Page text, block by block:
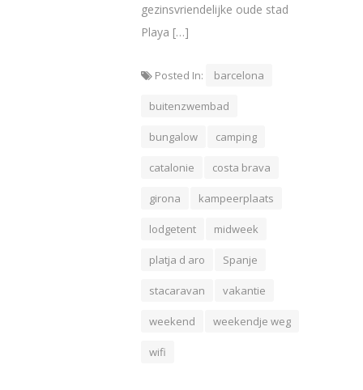
gezinsvriendelijke oude stad
Playa […]
Posted In: barcelona
buitenzwembad
bungalow camping
catalonie costa brava
girona kampeerplaats
lodgetent midweek
platja d aro Spanje
stacaravan vakantie
weekend weekendje weg
wifi